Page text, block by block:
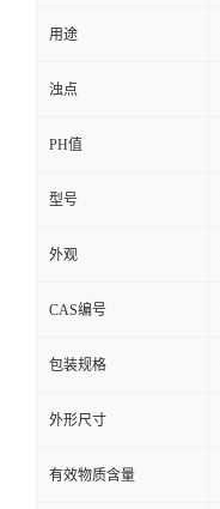
用途
浊点
PH值
型号
外观
CAS编号
包装规格
外形尺寸
有效物质含量